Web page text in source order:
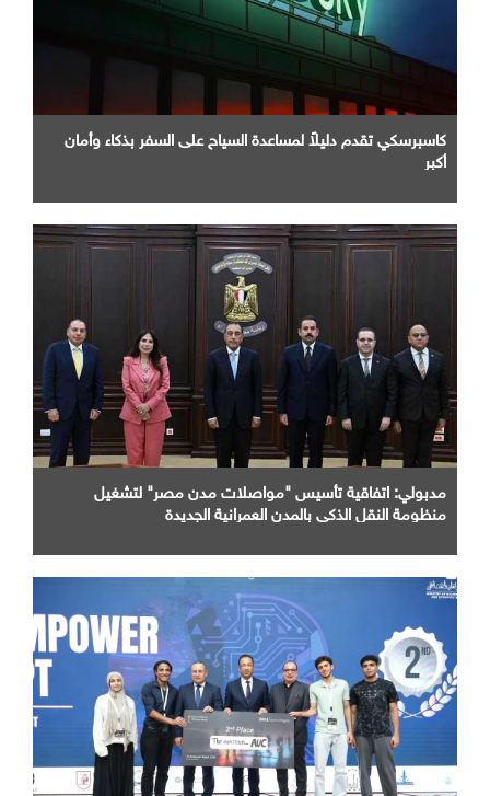
كاسبرسكي تقدم دليلاً لمساعدة السياح على السفر بذكاء وأمان
أكبر
مدبولي: اتفاقية تأسيس "مواصلات مدن مصر" لتشغيل
منظومة النقل الذكي بالمدن العمرانية الجديدة